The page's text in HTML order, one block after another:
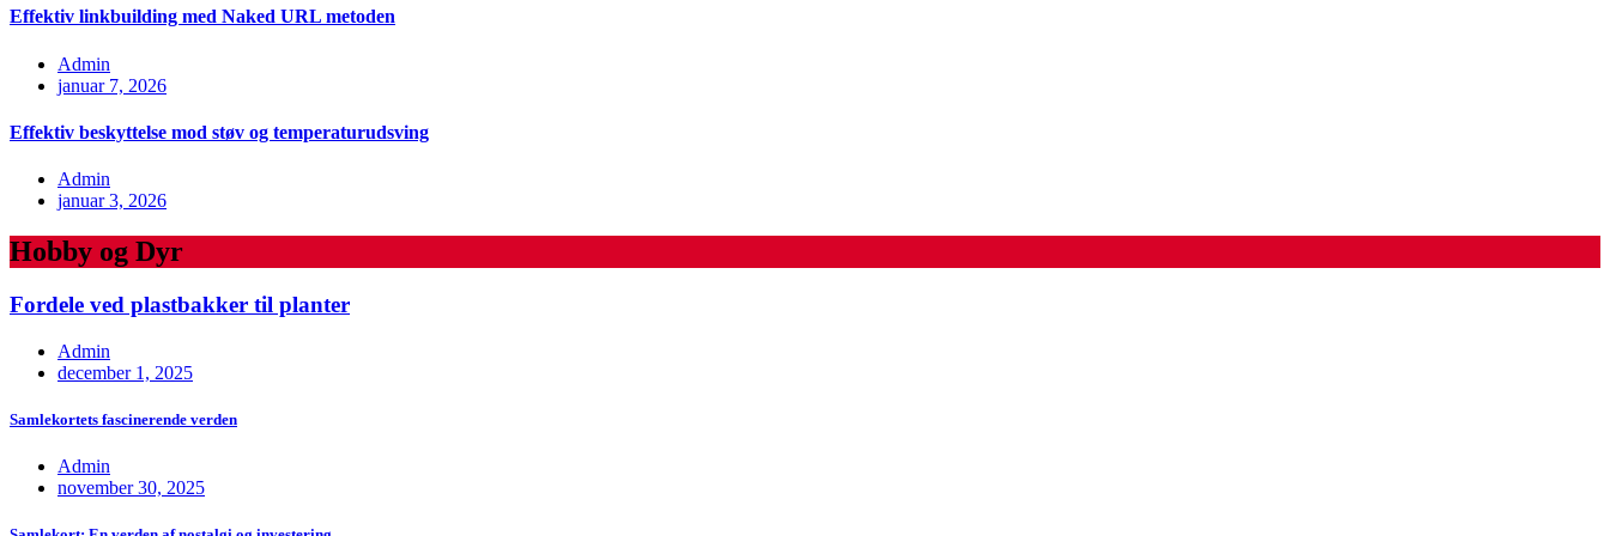
Effektiv linkbuilding med Naked URL metoden
Admin
januar 7, 2026
Effektiv beskyttelse mod støv og temperaturudsving
Admin
januar 3, 2026
Hobby og Dyr
Fordele ved plastbakker til planter
Admin
december 1, 2025
Samlekortets fascinerende verden
Admin
november 30, 2025